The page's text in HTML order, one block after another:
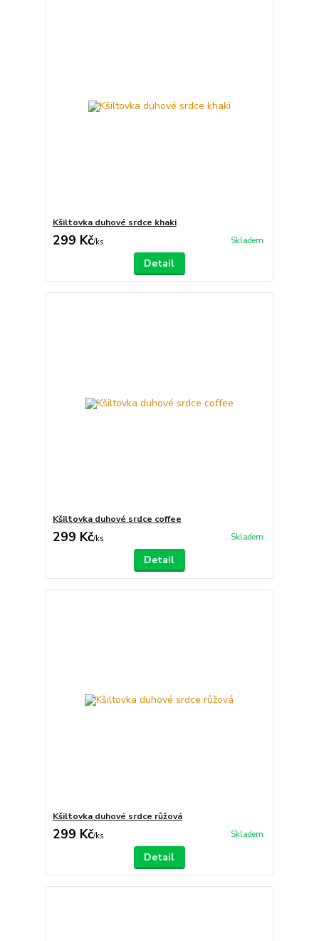
Kšiltovka duhové srdce khaki
299 Kč/ks Skladem
Detail
Kšiltovka duhové srdce coffee
299 Kč/ks Skladem
Detail
Kšiltovka duhové srdce růžová
299 Kč/ks Skladem
Detail